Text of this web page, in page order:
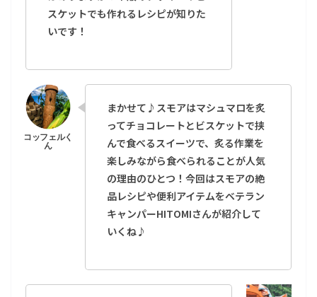
スケットでも作れるレシピが知りた
いです！
まかせて♪スモアはマシュマロを炙
ってチョコレートとビスケットで挟
んで食べるスイーツで、炙る作業を
楽しみながら食べられることが人気
の理由のひとつ！今回はスモアの絶
品レシピや便利アイテムをベテラン
キャンパーHITOMIさんが紹介して
いくね♪